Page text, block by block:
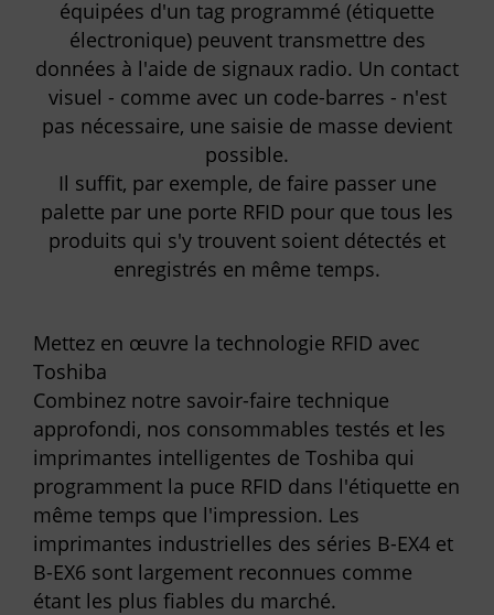
équipées d'un tag programmé (étiquette
électronique) peuvent transmettre des
données à l'aide de signaux radio. Un contact
visuel - comme avec un code-barres - n'est
pas nécessaire, une saisie de masse devient
possible.
Il suffit, par exemple, de faire passer une
palette par une porte RFID pour que tous les
produits qui s'y trouvent soient détectés et
enregistrés en même temps.
Mettez en œuvre la technologie RFID avec
Toshiba
Combinez notre savoir-faire technique
approfondi, nos consommables testés et les
imprimantes intelligentes de Toshiba qui
programment la puce RFID dans l'étiquette en
même temps que l'impression. Les
imprimantes industrielles des séries B-EX4 et
B-EX6 sont largement reconnues comme
étant les plus fiables du marché.